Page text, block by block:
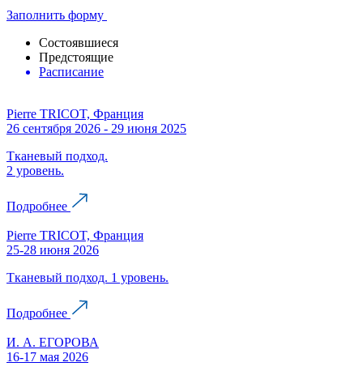
Заполнить форму
Состоявшиеся
Предстоящие
Расписание
Pierre TRICOT, Франция
26 сентября 2026 - 29 июня 2025
Тканевый подход.
2 уровень.
Подробнее
Pierre TRICOT, Франция
25-28 июня 2026
Тканевый подход. 1 уровень.
Подробнее
И. А. ЕГОРОВА
16-17 мая 2026